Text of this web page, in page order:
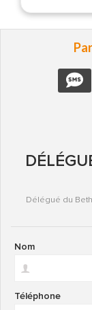
Délégué du
Nom
Téléphone